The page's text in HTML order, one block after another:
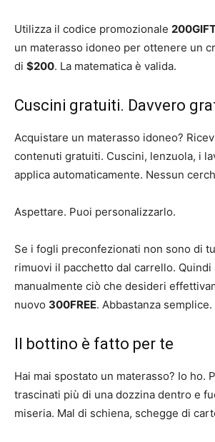
Utilizza il codice promozionale
un materasso idoneo per ottenere un
di $200. La matematica è valida.
Cuscini gratuiti. Davvero
Acquistare un materasso idoneo?
contenuti gratuiti. Cuscini, lenzuola, i
applica automaticamente. Nessun
Aspettare. Puoi personalizzarlo.
Se i fogli preconfezionati non sono di
rimuovi il pacchetto dal carrello. Quindi
manualmente ciò che desideri
nuovo 300FREE. Abbastanza semplice.
Il bottino è fatto per te
Hai mai spostato un materasso? Io ho.
trascinati più di una dozzina dentro e
miseria. Mal di schiena, schegge di